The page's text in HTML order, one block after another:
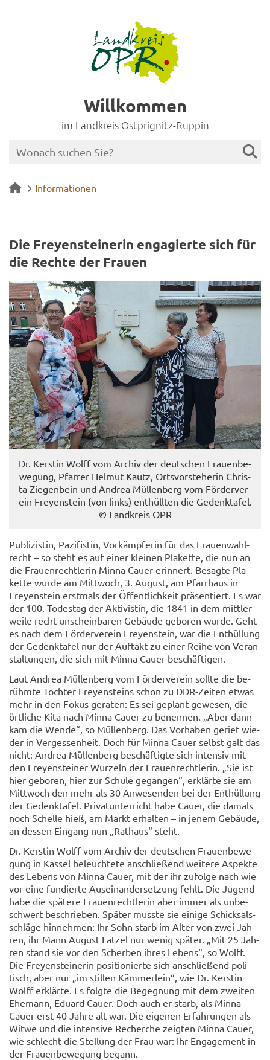
Willkommen
im Landkreis Ostprignitz-Ruppin
Informationen
Die Frey­en­stei­ne­rin en­ga­gier­te sich für
die Rech­te der Frau­en
Dr. Kers­tin Wolff vom Ar­chiv der deut­schen Frau­en­be­
we­gung, Pfar­rer Hel­mut Kautz, Orts­vor­ste­he­rin Chris­
ta Zie­gen­bein und An­drea Müllen­berg vom För­der­ver­
ein Frey­en­stein (von links) ent­hüll­ten die Ge­denk­ta­fel.
© Land­kreis OPR
Pu­bli­zis­tin, Pa­zi­fis­tin, Vor­kämp­fe­rin für das Frau­en­wahl­
recht – so steht es auf einer klei­nen Pla­ket­te, die nun an
die Frau­en­recht­le­rin Minna Cauer er­in­nert. Be­sag­te Pla­
ket­te wurde am Mitt­woch, 3. Au­gust, am Pfarr­haus in
Frey­en­stein erst­mals der Öf­fent­lich­keit prä­sen­tiert. Es war
der 100. To­des­tag der Ak­ti­vis­tin, die 1841 in dem mitt­ler­
wei­le recht un­schein­ba­ren Ge­bäu­de ge­bo­ren wurde. Geht
es nach dem För­der­ver­ein Frey­en­stein, war die Ent­hül­lung
der Ge­denk­ta­fel nur der Auf­takt zu einer Reihe von Ver­an­
stal­tun­gen, die sich mit Minna Cauer be­schäf­ti­gen.
Laut An­drea Müllen­berg vom För­der­ver­ein soll­te die be­
rühm­te Toch­ter Frey­en­steins schon zu DDR-​Zeiten etwas
mehr in den Fokus ge­ra­ten: Es sei ge­plant ge­we­sen, die
ört­li­che Kita nach Minna Cauer zu be­nen­nen. „Aber dann
kam die Wende“, so Müllen­berg. Das Vor­ha­ben ge­riet wie­
der in Ver­ges­sen­heit. Doch für Minna Cauer selbst galt das
nicht: An­drea Müllen­berg be­schäf­tig­te sich in­ten­siv mit
den Frey­en­stei­ner Wur­zeln der Frau­en­recht­le­rin. „Sie ist
hier ge­bo­ren, hier zur Schu­le ge­gan­gen“, er­klär­te sie am
Mitt­woch den mehr als 30 An­we­sen­den bei der Ent­hül­lung
der Ge­denk­ta­fel. Pri­vat­un­ter­richt habe Cauer, die da­mals
noch Schel­le hieß, am Markt er­hal­ten – in jenem Ge­bäu­de,
an des­sen Ein­gang nun „Rat­haus“ steht.
Dr. Kers­tin Wolff vom Ar­chiv der deut­schen Frau­en­be­we­
gung in Kas­sel be­leuch­te­te an­schlie­ßend wei­te­re Aspek­te
des Le­bens von Minna Cauer, mit der ihr zu­fol­ge nach wie
vor eine fun­dier­te Aus­ein­an­der­set­zung fehlt. Die Ju­gend
habe die spä­te­re Frau­en­recht­le­rin aber immer als un­be­
schwert be­schrie­ben. Spä­ter muss­te sie ei­ni­ge Schick­sals­
schlä­ge hin­neh­men: Ihr Sohn starb im Alter von zwei Jah­
ren, ihr Mann Au­gust Lat­zel nur wenig spä­ter. „Mit 25 Jah­
ren stand sie vor den Scher­ben ihres Le­bens“, so Wolff.
Die Frey­en­stei­ne­rin po­si­tio­nier­te sich an­schlie­ßend po­li­
tisch, aber nur „im stil­len Käm­mer­lein“, wie Dr. Kers­tin
Wolff er­klär­te. Es folg­te die Be­geg­nung mit dem zwei­ten
Ehe­mann, Edu­ard Cauer. Doch auch er starb, als Minna
Cauer erst 40 Jahre alt war. Die ei­ge­nen Er­fah­run­gen als
Witwe und die in­ten­si­ve Re­cher­che zeig­ten Minna Cauer,
wie schlecht die Stel­lung der Frau war: Ihr En­ga­ge­ment in
der Frau­en­be­we­gung be­gann.